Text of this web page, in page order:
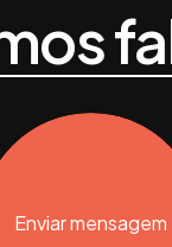
Enviar mensagem